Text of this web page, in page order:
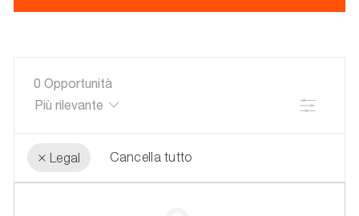
0 Opportunità
Filtro
Legal Cancella tutto